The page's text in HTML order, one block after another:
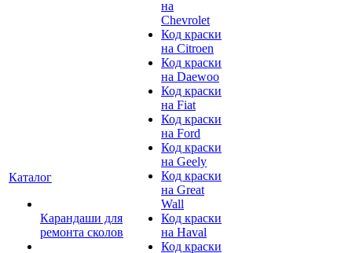
Каталог
Карандаши для
ремонта сколов
на
Chevrolet
Код краски
на Citroen
Код краски
на Daewoo
Код краски
на Fiat
Код краски
на Ford
Код краски
на Geely
Код краски
на Great
Wall
Код краски
на Haval
Код краски